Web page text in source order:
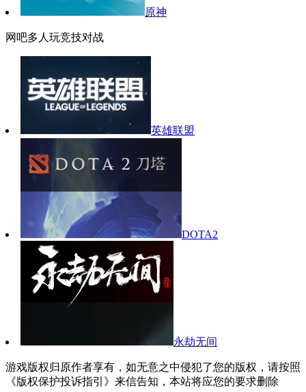
原神
网吧多人玩竞技对战
英雄联盟
DOTA2
永劫无间
游戏版权归原作者享有，如无意之中侵犯了您的版权，请按照
《版权保护投诉指引》来信告知，本站将应您的要求删除